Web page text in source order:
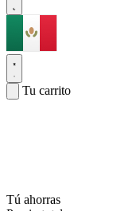
Tu carrito
Tú ahorras